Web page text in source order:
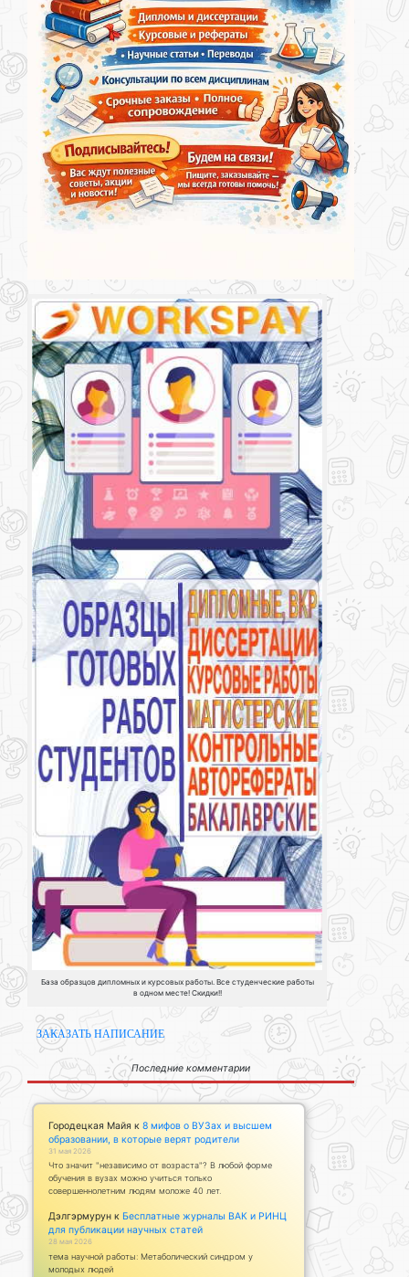
База образцов дипломных и курсовых работы. Все студенческие работы
в одном месте! Скидки!!
ЗАКАЗАТЬ НАПИСАНИЕ
Последние комментарии
Городецкая Майя к 8 мифов о ВУЗах и высшем
образовании, в которые верят родители
31 мая 2026
Что значит "независимо от возраста"? В любой форме
обучения в вузах можно учиться только
совершеннолетним людям моложе 40 лет.
Дэлгэрмурун к Бесплатные журналы ВАК и РИНЦ
для публикации научных статей
28 мая 2026
тема научной работы: Метаболический синдром у
молодых людей